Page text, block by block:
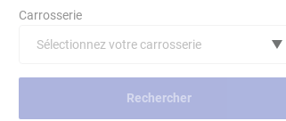
Carrosserie
Sélectionnez votre carrosserie
Rechercher